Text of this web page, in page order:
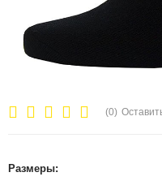
(0)
Размеры: